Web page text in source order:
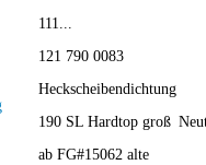
111...
121 790 0083
Heckscheibendichtung
190 SL Hardtop groß
ab FG#15062 alte